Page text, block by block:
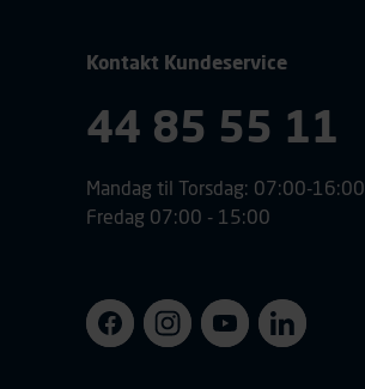
Kontakt Kundeservice
44 85 55 11
Mandag til Torsdag: 07:00-16:00
Fredag 07:00 - 15:00